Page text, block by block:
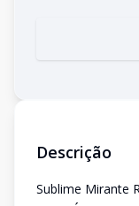
Descrição
Sublime Mirante